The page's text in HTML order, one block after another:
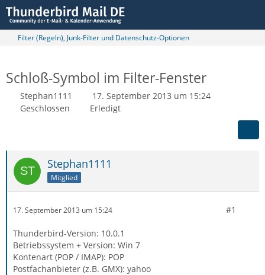
Filter (Regeln), Junk-Filter und Datenschutz-Optionen
Schloß-Symbol im Filter-Fenster
Stephan1111
17. September 2013 um 15:24
Geschlossen
Erledigt
Stephan1111
Mitglied
17. September 2013 um 15:24 #1
Thunderbird-Version: 10.0.1
Betriebssystem + Version: Win 7
Kontenart (POP / IMAP): POP
Postfachanbieter (z.B. GMX): yahoo